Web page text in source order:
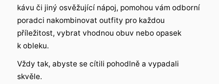
kávu či jiný osvěžující nápoj, pomohou vám odborní
poradci nakombinovat outfity pro každou
příležitost, vybrat vhodnou obuv nebo opasek
k obleku.
Vždy tak, abyste se cítili pohodlně a vypadali
skvěle.